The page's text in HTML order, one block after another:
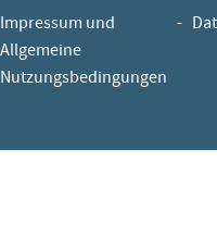
Impressum und
Allgemeine
Nutzungsbedingungen
-